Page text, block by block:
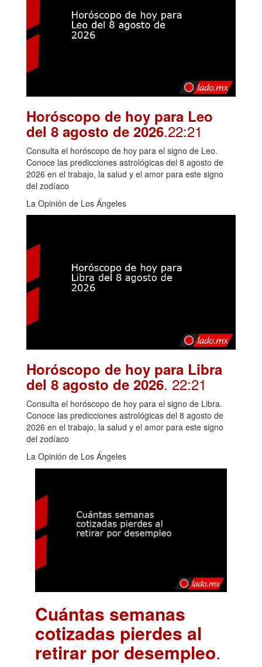
Horóscopo de hoy para Leo
del 8 agosto de 2026.22:21
Consulta el horóscopo de hoy para el signo de Leo.
Conoce las predicciones astrológicas del 8 agosto de
2026 en el trabajo, la salud y el amor para este signo
del zodíaco
La Opinión de Los Ángeles
Horóscopo de hoy para Libra
del 8 agosto de 2026. 22:21
Consulta el horóscopo de hoy para el signo de Libra.
Conoce las predicciones astrológicas del 8 agosto de
2026 en el trabajo, la salud y el amor para este signo
del zodíaco
La Opinión de Los Ángeles
Cuántas semanas
cotizadas pierdes al
retirar por desempleo.